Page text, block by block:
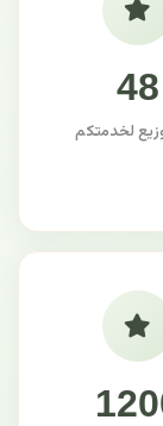
48
لخدمتكم